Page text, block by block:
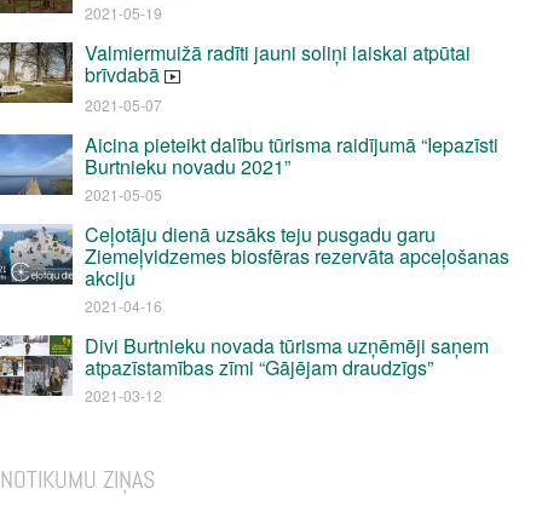
2021-05-19
Valmiermuižā radīti jauni soliņi laiskai atpūtai
brīvdabā
2021-05-07
Aicina pieteikt dalību tūrisma raidījumā “Iepazīsti
Burtnieku novadu 2021”
2021-05-05
Ceļotāju dienā uzsāks teju pusgadu garu
Ziemeļvidzemes biosfēras rezervāta apceļošanas
akciju
2021-04-16
Divi Burtnieku novada tūrisma uzņēmēji saņem
atpazīstamības zīmi “Gājējam draudzīgs”
2021-03-12
NOTIKUMU ZIŅAS